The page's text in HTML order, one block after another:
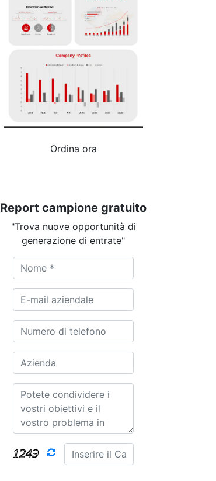
Ordina ora
Report campione gratuito
"Trova nuove opportunità di
generazione di entrate"